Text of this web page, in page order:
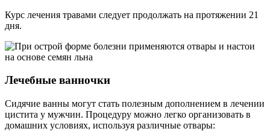
Курс лечения травами следует продолжать на протяжении 21
дня.
Лечебные ванночки
Сидячие ванны могут стать полезным дополнением в лечении
цистита у мужчин. Процедуру можно легко организовать в
домашних условиях, используя различные отвары: